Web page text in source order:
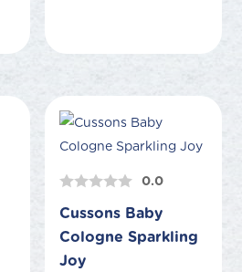
0.0
Cussons Baby
Cologne Sparkling
Joy